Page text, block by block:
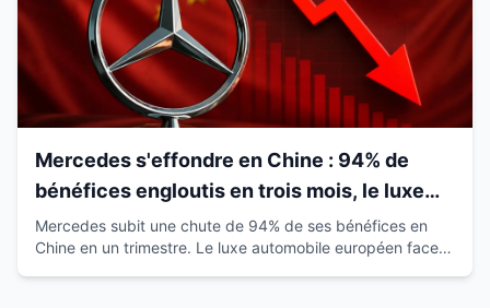
Mercedes s'effondre en Chine : 94% de
bénéfices engloutis en trois mois, le luxe
européen vacille
Mercedes subit une chute de 94% de ses bénéfices en
Chine en un trimestre. Le luxe automobile européen face à